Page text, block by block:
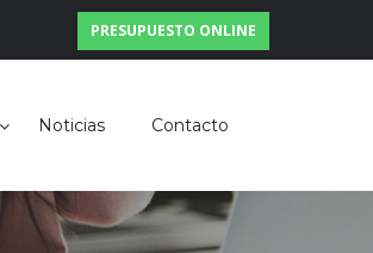
PRESUPUESTO ONLINE
Noticias Contacto